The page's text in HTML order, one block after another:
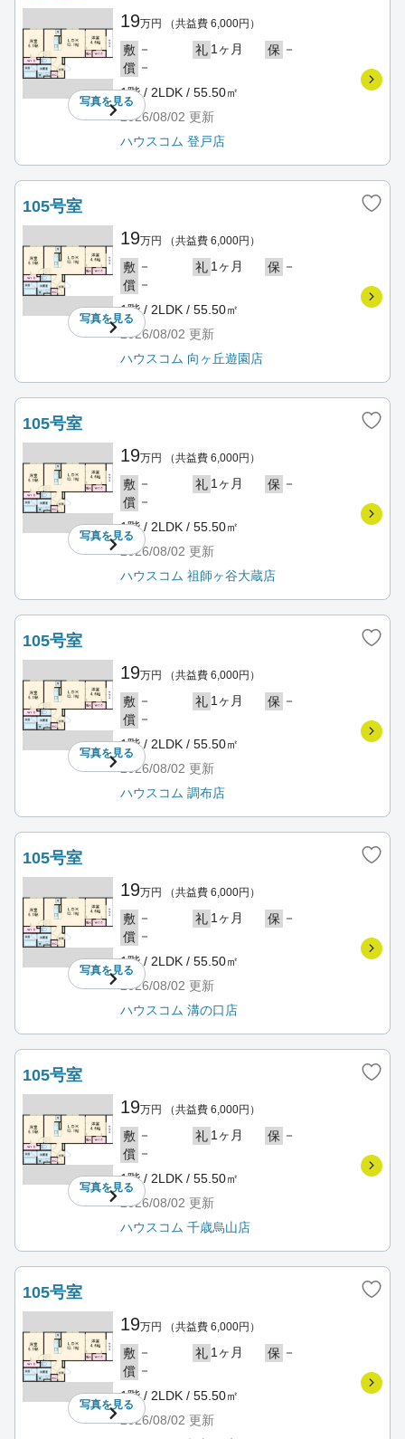
写真を見る
19万円 （共益費 6,000円）
敷 － 礼 1ヶ月 保 －
償 －
1階 / 2LDK / 55.50㎡
2026/08/02 更新
ハウスコム 登戸店
105号室
写真を見る
19万円 （共益費 6,000円）
敷 － 礼 1ヶ月 保 －
償 －
1階 / 2LDK / 55.50㎡
2026/08/02 更新
ハウスコム 向ヶ丘遊園店
105号室
写真を見る
19万円 （共益費 6,000円）
敷 － 礼 1ヶ月 保 －
償 －
1階 / 2LDK / 55.50㎡
2026/08/02 更新
ハウスコム 祖師ヶ谷大蔵店
105号室
写真を見る
19万円 （共益費 6,000円）
敷 － 礼 1ヶ月 保 －
償 －
1階 / 2LDK / 55.50㎡
2026/08/02 更新
ハウスコム 調布店
105号室
写真を見る
19万円 （共益費 6,000円）
敷 － 礼 1ヶ月 保 －
償 －
1階 / 2LDK / 55.50㎡
2026/08/02 更新
ハウスコム 溝の口店
105号室
写真を見る
19万円 （共益費 6,000円）
敷 － 礼 1ヶ月 保 －
償 －
1階 / 2LDK / 55.50㎡
2026/08/02 更新
ハウスコム 千歳烏山店
105号室
写真を見る
19万円 （共益費 6,000円）
敷 － 礼 1ヶ月 保 －
償 －
1階 / 2LDK / 55.50㎡
2026/08/02 更新